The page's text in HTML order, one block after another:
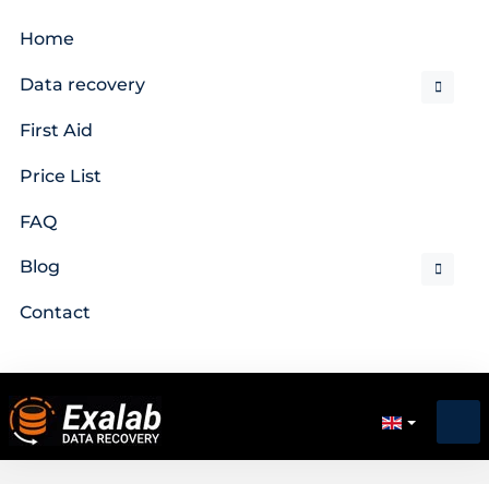
Home
Data recovery
First Aid
Price List
FAQ
Blog
Contact